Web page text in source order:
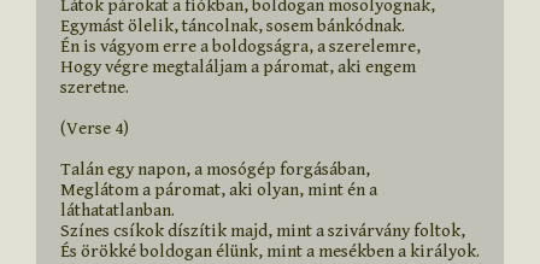
Látok párokat a fiókban, boldogan mosolyognak,
Egymást ölelik, táncolnak, sosem bánkódnak.
Én is vágyom erre a boldogságra, a szerelemre,
Hogy végre megtaláljam a páromat, aki engem
szeretne.
(Verse 4)
Talán egy napon, a mosógép forgásában,
Meglátom a páromat, aki olyan, mint én a
láthatatlanban.
Színes csíkok díszítik majd, mint a szivárvány foltok,
És örökké boldogan élünk, mint a mesékben a királyok.